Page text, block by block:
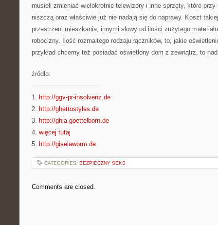
musieli zmieniać wielokrotnie telewizory i inne sprzęty, które przy
niszczą oraz właściwie już nie nadają się do naprawy. Koszt
przestrzeni mieszkania, innymi słowy od ilości zużytego
robocizny. Ilość rozmaitego rodzaju łączników, to, jakie
przykład chcemy też posiadać oświetlony dom z zewnątrz, to
źródło:
———————————
1. http://ggv-pr-insolvenz.de
2. http://ghettostyles.de
3. http://ghia-goettelborn.de
4. więcej tutaj
5. http://giselaworm.de
CATEGORIES: BEZPIECZNY SEKS
Comments are closed.